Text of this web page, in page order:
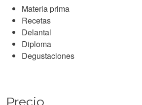
Materia prima
Recetas
Delantal
Diploma
Degustaciones
Precio